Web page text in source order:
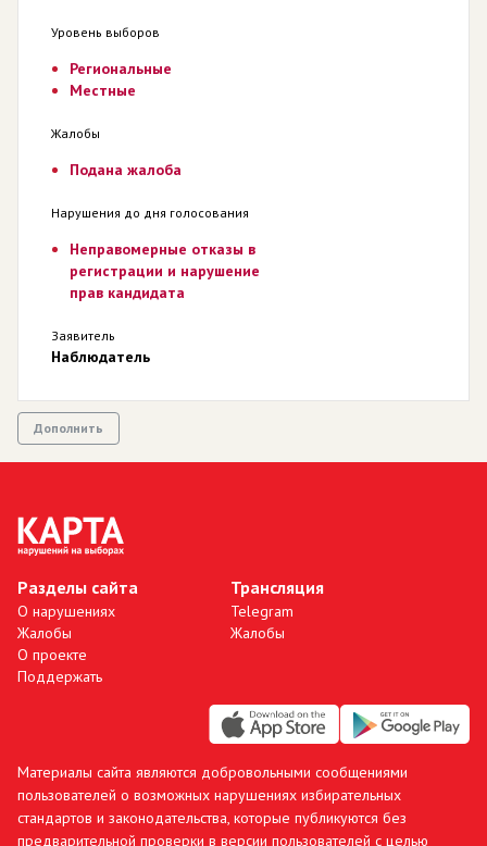
Уровень выборов
Региональные
Местные
Жалобы
Подана жалоба
Нарушения до дня голосования
Неправомерные отказы в
регистрации и нарушение
прав кандидата
Заявитель
Наблюдатель
Дополнить
Разделы сайта
О нарушениях
Жалобы
О проекте
Поддержать
Трансляция
Telegram
Жалобы
Материалы сайта являются добровольными сообщениями
пользователей о возможных нарушениях избирательных
стандартов и законодательства, которые публикуются без
предварительной проверки в версии пользователей с целью